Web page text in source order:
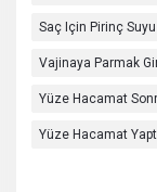
Saç Için Pirinç
Vajinaya Parmak
Yüze Hacamat
Yüze Hacamat